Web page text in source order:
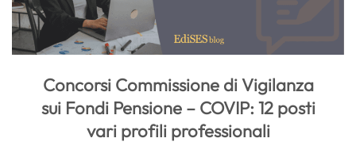
Concorsi Commissione di Vigilanza
sui Fondi Pensione – COVIP: 12 posti
vari profili professionali